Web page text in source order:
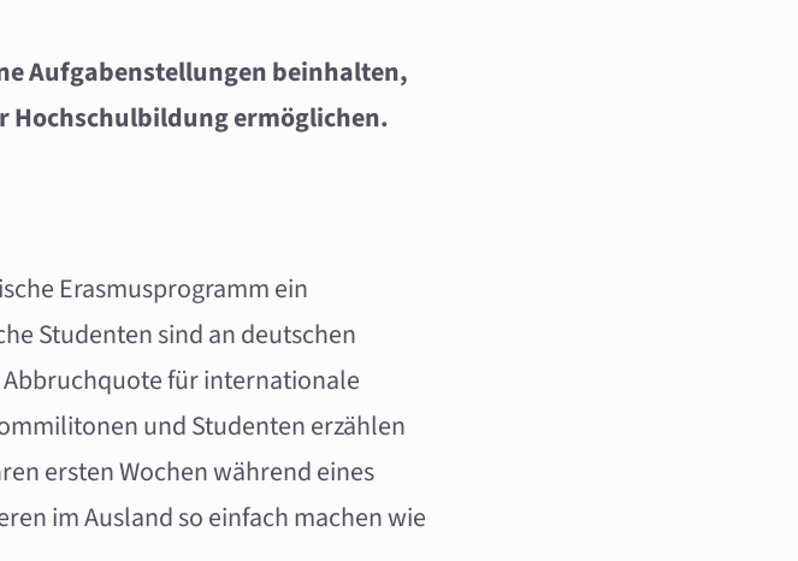
Aufgabenstellungen beinhalten,
Hochschulbildung ermöglichen.
Erasmusprogramm ein
Studenten sind an deutschen
für internationale
und Studenten erzählen
ersten Wochen während eines
im Ausland so einfach machen wie